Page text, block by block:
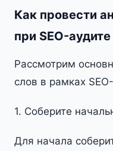
Как провести
при SEO-
Рассмотрим
слов в рамках
1. Соберите
Для начала